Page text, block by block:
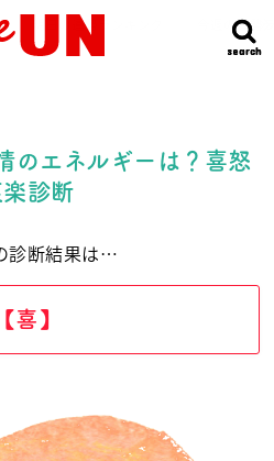
search
search
明日の運勢ランキング 今週の運勢
のエネルギーは？喜怒
楽診断
診断結果は…
【喜】